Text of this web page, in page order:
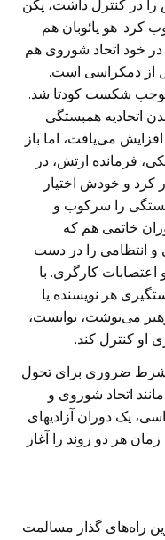
را در کنترل داشت، پکن
کرد. هو یائوبان هم
خود اتحاد شوروی هم
از دمکراسی است.
موجب شکست کودتا شد.
اتحادیه همبستگی
می‌یافت، اما باز
فرمانده ارتش، در
کرد و خودش اختیار
را سرکوب و
خاتمی هم که
و انتظامی را در دست
کارگری. با
هر نویسنده یا
می‌نوشت، توانست،
او کنترل کند.
شرط ضروری برای تحول
اتحاد شوروی و
یک دوران آزادیهای
هر دو روند را آغاز
راه‌های گذار مسالمت